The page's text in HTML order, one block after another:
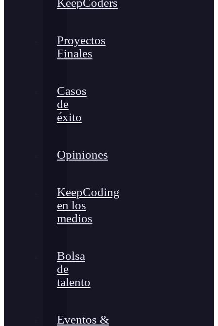
KeepCoders
Proyectos
Finales
Casos
de
éxito
Opiniones
KeepCoding
en los
medios
Bolsa
de
talento
Eventos &